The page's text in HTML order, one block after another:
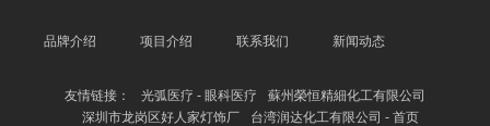
品牌介绍 项目介绍 联系我们 新闻动态
友情链接： 光弧医疗 - 眼科医疗
蘇州榮恒精細化工有限公司
深圳市龙岗区好人家灯饰厂
台湾润达化工有限公司 - 首页